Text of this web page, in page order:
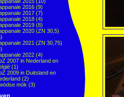
2016 (9)
2017 (7)
2018 (4)
2019 (8)
2020 (ZN 30,5)
2021 (ZN 30,75)
2022 (4)
2007 in Nederland en
(1)
2009 in Duitsland en
(2)
mök (3)